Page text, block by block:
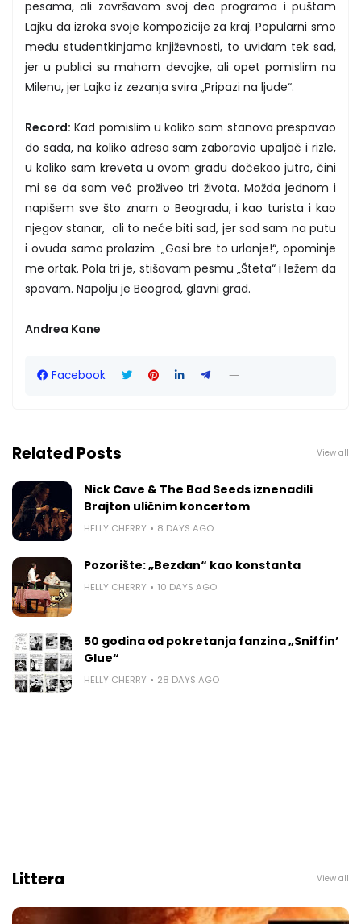
pesama, ali završavam svoj deo programa i puštam
Lajku da izroka svoje kompozicije za kraj. Popularni smo
među studentkinjama književnosti, to uviđam tek sad,
jer u publici su mahom devojke, ali opet pomislim na
Milenu, jer Lajka iz zezanja svira „Pripazi na ljude“.
Record: Kad pomislim u koliko sam stanova prespavao
do sada, na koliko adresa sam zaboravio upaljač i rizle,
u koliko sam kreveta u ovom gradu dočekao jutro, čini
mi se da sam već proživeo tri života. Možda jednom i
napišem sve što znam o Beogradu, i kao turista i kao
njegov stanar, ali to neće biti sad, jer sad sam na putu
i ovuda samo prolazim. „Gasi bre to urlanje!“, opominje
me ortak. Pola tri je, stišavam pesmu „Šteta“ i ležem da
spavam. Napolju je Beograd, glavni grad.
Andrea Kane
Facebook
Related Posts View all
Nick Cave & The Bad Seeds iznenadili
Brajton uličnim koncertom
HELLY CHERRY 8 DAYS AGO
Pozorište: „Bezdan“ kao konstanta
HELLY CHERRY 10 DAYS AGO
50 godina od pokretanja fanzina „Sniffin’
Glue“
HELLY CHERRY 28 DAYS AGO
Littera View all